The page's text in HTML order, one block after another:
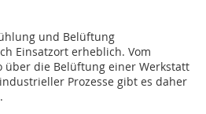
und Belüftung
Einsatzort erheblich. Vom
über die Belüftung einer Werkstatt
Prozesse gibt es daher